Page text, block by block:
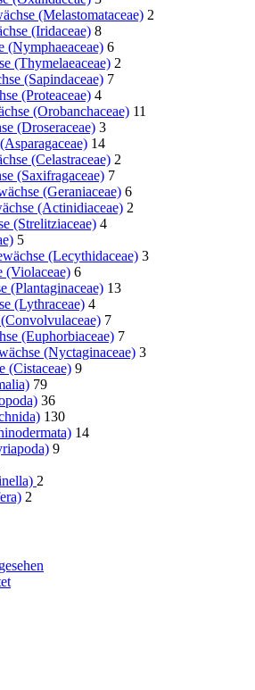
(Melastomataceae) 2
(Iridaceae) 8
(Nymphaeaceae) 6
(Thymelaeaceae) 2
(Sapindaceae) 7
(Proteaceae) 4
(Orobanchaceae) 11
(Droseraceae) 3
14
(Celastraceae) 2
(Saxifragaceae) 7
(Geraniaceae) 6
(Actinidiaceae) 2
(Strelitziaceae) 4
5
(Lecythidaceae) 3
(Violaceae) 6
(Plantaginaceae) 13
(Lythraceae) 4
7
(Euphorbiaceae) 7
(Nyctaginaceae) 3
(Cistaceae) 9
79
36
130
14
9
2
2